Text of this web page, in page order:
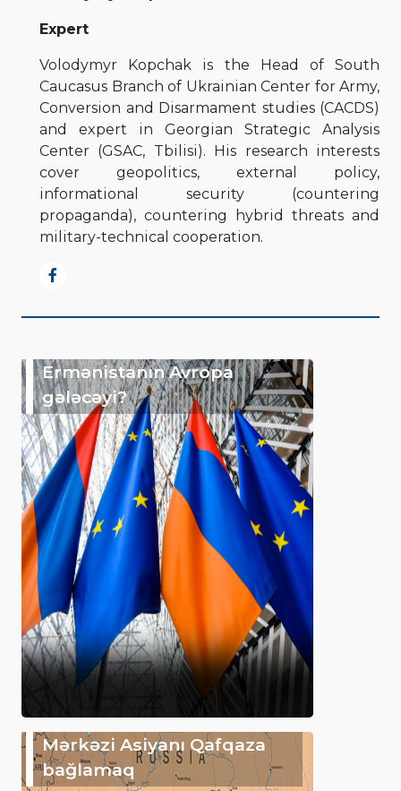
Expert
Volodymyr Kopchak is the Head of South
Caucasus Branch of Ukrainian Center for Army,
Conversion and Disarmament studies (CACDS)
and expert in Georgian Strategic Analysis
Center (GSAC, Tbilisi). His research interests
cover geopolitics, external policy,
informational security (countering
propaganda), countering hybrid threats and
military-technical cooperation.
Ermənistanın Avropa
gələcəyi?
Mərkəzi Asiyanı Qafqaza
bağlamaq